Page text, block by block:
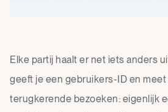
Elke partij haalt er net iets anders
geeft je een gebruikers-ID en meet
terugkerende bezoeken: eigenlijk